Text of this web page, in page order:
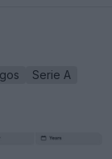
Serie A